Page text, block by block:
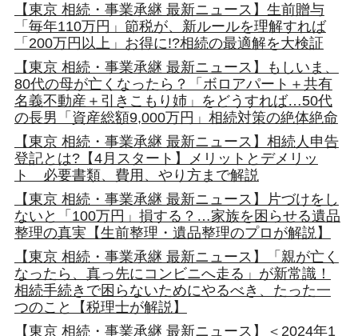
【東京 相続・事業承継 最新ニュース】生前贈与
「毎年110万円」節税が、新ルールを理解すれば
「200万円以上」お得に!?相続の最適解を大検証
【東京 相続・事業承継 最新ニュース】もしいま、
80代の母が亡くなったら？「ボロアパート＋共有
名義不動産＋引きこもり姉」をどうすれば…50代
の長男「資産総額9,000万円」相続対策の絶体絶命
【東京 相続・事業承継 最新ニュース】相続人申告
登記とは?【4月スタート】メリットとデメリッ
ト 必要書類、費用、やり方まで解説
【東京 相続・事業承継 最新ニュース】片づけをし
ないと「100万円」損する？…家族を困らせる遺品
整理の真実【生前整理・遺品整理のプロが解説】
【東京 相続・事業承継 最新ニュース】「親が亡く
なったら、真っ先にコンビニへ走る」が新常識！
相続手続きで困らないためにやるべき、たった一
つのこと【税理士が解説】
【東京 相続・事業承継 最新ニュース】＜2024年1